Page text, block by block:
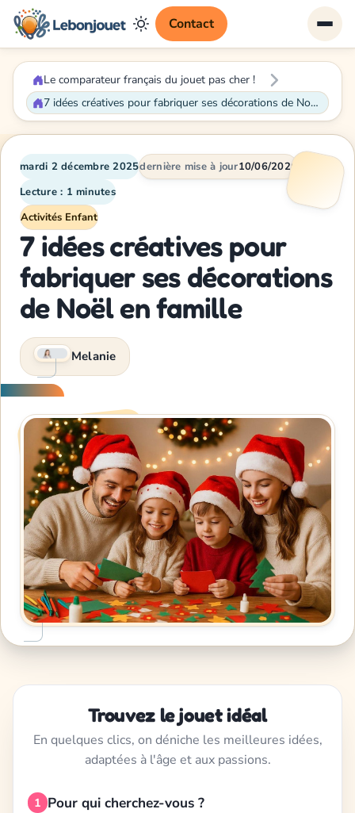
Contact
Le comparateur français du jouet pas cher !
7 idées créatives pour fabriquer ses décorations de Noël en famille
mardi 2 décembre 2025dernière mise à jour10/06/2026
Lecture : 1 minutes
Activités Enfant
7 idées créatives pour
fabriquer ses décorations
de Noël en famille
Melanie
Trouvez le jouet idéal
En quelques clics, on déniche les meilleures idées,
adaptées à l'âge et aux passions.
1 Pour qui cherchez-vous ?